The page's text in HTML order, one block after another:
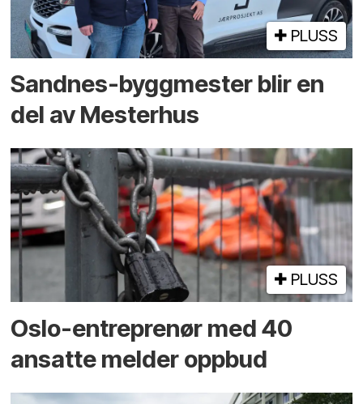
PLUSS
Sandnes-byggmester blir en
del av Mesterhus
PLUSS
Oslo-entreprenør med 40
ansatte melder oppbud